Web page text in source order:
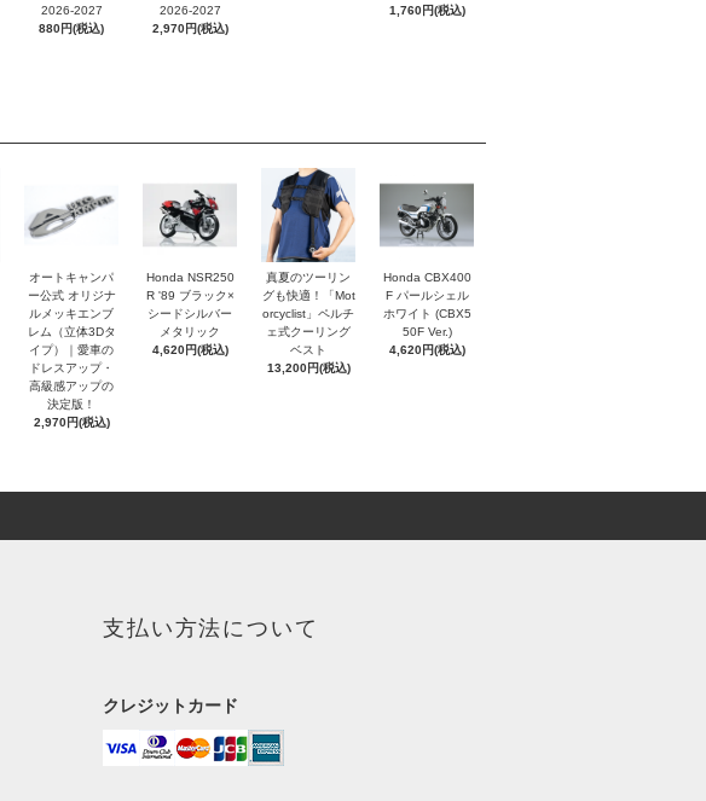
2026-2027
880円(税込)
2026-2027
2,970円(税込)
1,760円(税込)
オートキャンパ
ー公式 オリジナ
ルメッキエンブ
レム（立体3Dタ
イプ）｜愛車の
ドレスアップ・
高級感アップの
決定版！
2,970円(税込)
Honda NSR250
R '89 ブラック×
シードシルバー
メタリック
4,620円(税込)
真夏のツーリン
グも快適！「Mot
orcyclist」ペルチ
ェ式クーリング
ベスト
13,200円(税込)
Honda CBX400
F パールシェル
ホワイト (CBX5
50F Ver.)
4,620円(税込)
支払い方法について
クレジットカード